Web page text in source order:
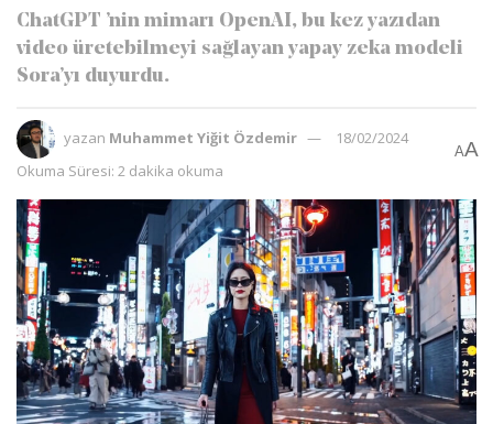
ChatGPT ’nin mimarı OpenAI, bu kez yazıdan
video üretebilmeyi sağlayan yapay zeka modeli
Sora’yı duyurdu.
yazan Muhammet Yiğit Özdemir
18/02/2024
Okuma Süresi: 2 dakika okuma
AA